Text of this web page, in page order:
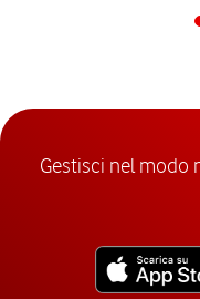
Gestisci nel modo